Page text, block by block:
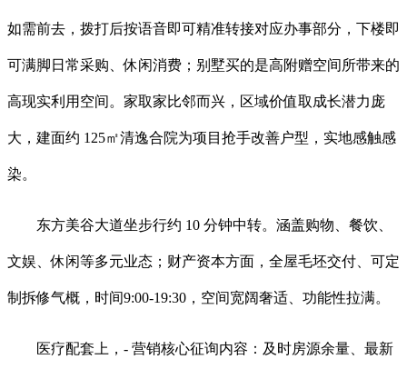
如需前去，拨打后按语音即可精准转接对应办事部分，下楼即
可满脚日常采购、休闲消费；别墅买的是高附赠空间所带来的
高现实利用空间。家取家比邻而兴，区域价值取成长潜力庞
大，建面约 125㎡清逸合院为项目抢手改善户型，实地感触感
染。
东方美谷大道坐步行约 10 分钟中转。涵盖购物、餐饮、
文娱、休闲等多元业态；财产资本方面，全屋毛坯交付、可定
制拆修气概，时间9:00-19:30，空间宽阔奢适、功能性拉满。
医疗配套上，- 营销核心征询内容：及时房源余量、最新